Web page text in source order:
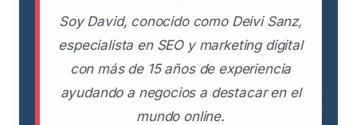
Soy David, conocido como Deivi Sanz,
especialista en SEO y marketing digital
con más de 15 años de experiencia
ayudando a negocios a destacar en el
mundo online.